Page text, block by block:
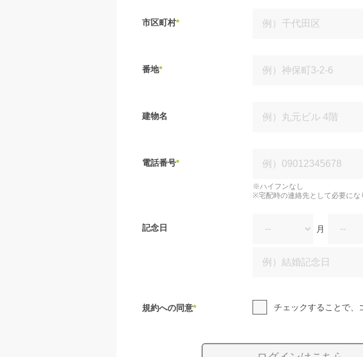
市区町村*
番地*
建物名
電話番号*
※ハイフンなし
※宅配時の連絡先として必要にな
記念日 月
規約への同意* チェックすることで、